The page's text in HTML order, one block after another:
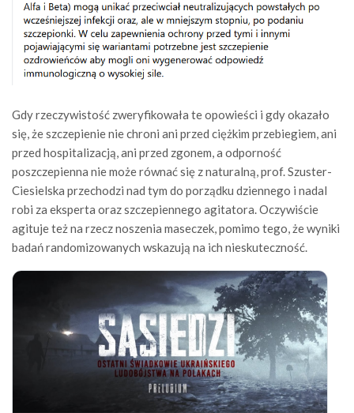
Gdy rzeczywistość zweryfikowała te opowieści i gdy okazało
się, że szczepienie nie chroni ani przed ciężkim przebiegiem, ani
przed hospitalizacją, ani przed zgonem, a odporność
poszczepienna nie może równać się z naturalną, prof. Szuster-
Ciesielska przechodzi nad tym do porządku dziennego i nadal
robi za eksperta oraz szczepiennego agitatora. Oczywiście
agituje też na rzecz noszenia maseczek, pomimo tego, że wyniki
badań randomizowanych wskazują na ich nieskuteczność.